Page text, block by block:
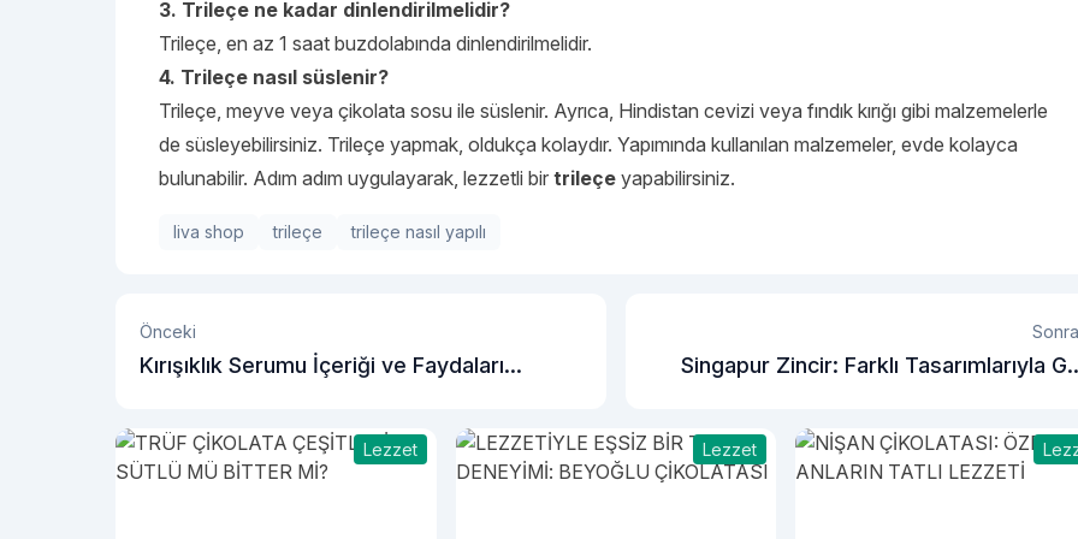
3. Trileçe ne kadar dinlendirilmelidir?
Trileçe, en az 1 saat buzdolabında dinlendirilmelidir.
4. Trileçe nasıl süslenir?
Trileçe, meyve veya çikolata sosu ile süslenir. Ayrıca, Hindistan cevizi veya fındık kırığı gibi malzemelerle
de süsleyebilirsiniz. Trileçe yapmak, oldukça kolaydır. Yapımında kullanılan malzemeler, evde kolayca
bulunabilir. Adım adım uygulayarak, lezzetli bir trileçe yapabilirsiniz.
liva shop trileçe trileçe nasıl yapılı
Önceki
Kırışıklık Serumu İçeriği ve Faydaları
Singapur Zincir: Farklı Tasarımlarıyla
Lezzet Lezzet